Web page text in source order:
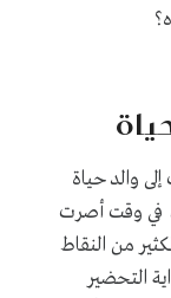
والد حياة
في وقت أصرت
من النقاط
التحضير